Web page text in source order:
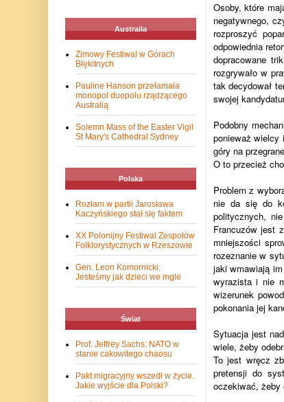
Osoby, które
negatywnego,
rozproszyć
odpowiednia
dopracowane
rozgrywało w
tak decydował
swojej
Podobny
ponieważ
góry na
O to przecież
Problem z
nie da się do
politycznych,
Francuzów jest
mniejszości
rozeznanie w
jaki wmawiają
wyrazista i nie
wizerunek
pokonania jej
Sytuacja jest
wiele, żeby
To jest wręcz
pretensji do
oczekiwać, żeby
Australia
Zimowy Festiwal w Górach
Błękitnych
Pauline Hanson przełamała
monopol duopolu rządzącego
Australią
Solemn Mass of the Easter Vigil
St Mary's Cathedral Sydney
Polska
Rozłam w partii Jarosława
Kaczyńskiego stał się faktem
XX Polonijny Festiwal Zespołów
Folklorystycznych w Rzeszowie
Gen. Leon Komornicki:
Jesteśmy jak dzieci we mgle
Świat
Prof. Jeffrey Sachs: NATO w
stanie cakowitego chaosu
Pakt migracyjny wszedł w życie.
Jakie wyjście dla Polski?